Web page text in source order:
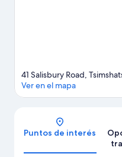
41 Salisbury Road,
Ver en el mapa
Puntos de interés